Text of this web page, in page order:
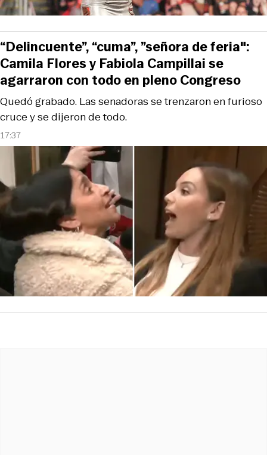
17:37
Quedó grabado. Las senadoras se trenzaron en furioso
cruce y se dijeron de todo.
“Delincuente”, “cuma”, ”señora de feria":
Camila Flores y Fabiola Campillai se
agarraron con todo en pleno Congreso